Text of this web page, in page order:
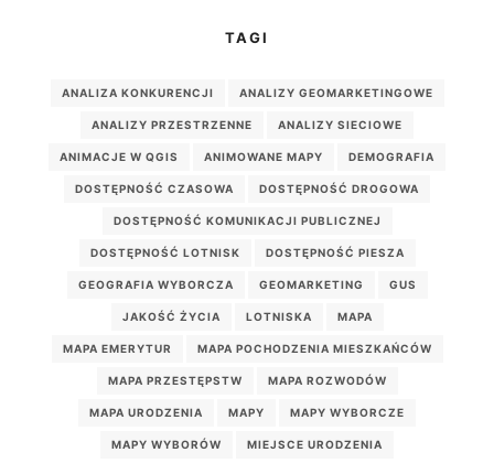
TAGI
ANALIZA KONKURENCJI ANALIZY GEOMARKETINGOWE
ANALIZY PRZESTRZENNE ANALIZY SIECIOWE
ANIMACJE W QGIS ANIMOWANE MAPY DEMOGRAFIA
DOSTĘPNOŚĆ CZASOWA DOSTĘPNOŚĆ DROGOWA
DOSTĘPNOŚĆ KOMUNIKACJI PUBLICZNEJ
DOSTĘPNOŚĆ LOTNISK DOSTĘPNOŚĆ PIESZA
GEOGRAFIA WYBORCZA GEOMARKETING GUS
JAKOŚĆ ŻYCIA LOTNISKA MAPA
MAPA EMERYTUR MAPA POCHODZENIA MIESZKAŃCÓW
MAPA PRZESTĘPSTW MAPA ROZWODÓW
MAPA URODZENIA MAPY MAPY WYBORCZE
MAPY WYBORÓW MIEJSCE URODZENIA